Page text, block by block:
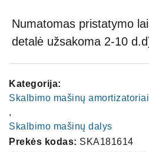
Numatomas pristatymo
detalė užsakoma 2-10
Kategorija:
Skalbimo mašinų amortizatoriai
,
Skalbimo mašinų dalys
Prekės kodas: SKA181614